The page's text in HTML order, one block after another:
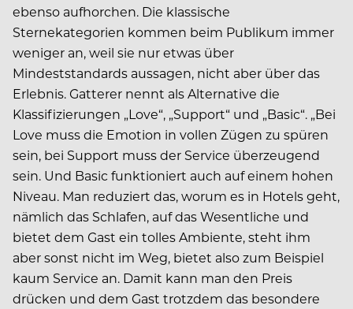
ebenso aufhorchen. Die klassische
Sternekategorien kommen beim Publikum immer
weniger an, weil sie nur etwas über
Mindeststandards aussagen, nicht aber über das
Erlebnis. Gatterer nennt als Alternative die
Klassifizierungen „Love“, „Support“ und „Basic“. „Bei
Love muss die Emotion in vollen Zügen zu spüren
sein, bei Support muss der Service überzeugend
sein. Und Basic funktioniert auch auf einem hohen
Niveau. Man reduziert das, worum es in Hotels geht,
nämlich das Schlafen, auf das Wesentliche und
bietet dem Gast ein tolles Ambiente, steht ihm
aber sonst nicht im Weg, bietet also zum Beispiel
kaum Service an. Damit kann man den Preis
drücken und dem Gast trotzdem das besondere